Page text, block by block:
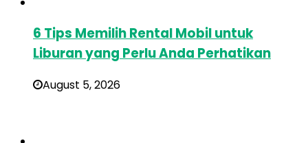
6 Tips Memilih Rental Mobil untuk
Liburan yang Perlu Anda Perhatikan
August 5, 2026